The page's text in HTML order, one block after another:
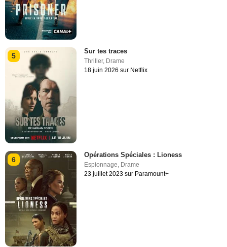
5
Sur tes traces
Thriller, Drame
18 juin 2026 sur Netflix
6
Opérations Spéciales : Lioness
Espionnage Drame
23 juillet 2023 sur Paramount+